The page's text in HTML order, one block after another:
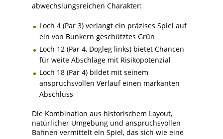
abwechslungsreichen Charakter:
Loch 4 (Par 3) verlangt ein präzises Spiel auf
ein von Bunkern geschütztes Grün
Loch 12 (Par 4, Dogleg links) bietet Chancen
für weite Abschläge mit Risikopotenzial
Loch 18 (Par 4) bildet mit seinem
anspruchsvollen Verlauf einen markanten
Abschluss
Die Kombination aus historischem Layout,
natürlicher Umgebung und anspruchsvollen
Bahnen vermittelt ein Spiel, das sich wie eine